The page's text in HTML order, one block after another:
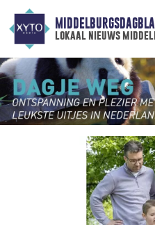
lokaal nieuws